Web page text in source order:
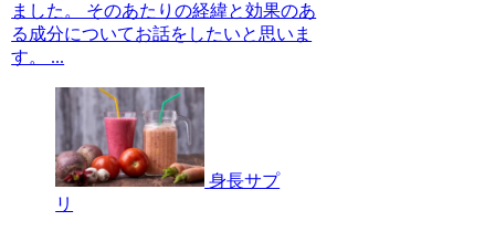
ました。 そのあたりの経緯と効果のあ
る成分についてお話をしたいと思いま
す。 ...
身長サプ
リ